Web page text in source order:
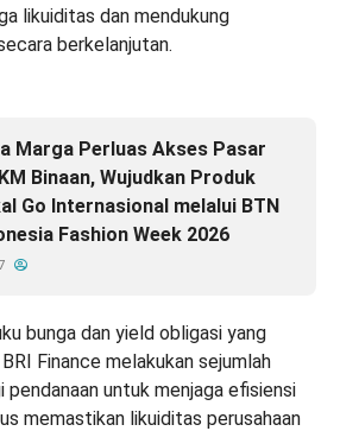
likuiditas dan mendukung
berkelanjutan.
Marga Perluas Akses Pasar
Binaan, Wujudkan Produk
Go Internasional melalui BTN
Fashion Week 2026
bunga dan yield obligasi yang
Finance melakukan sejumlah
untuk menjaga efisiensi
memastikan likuiditas perusahaan